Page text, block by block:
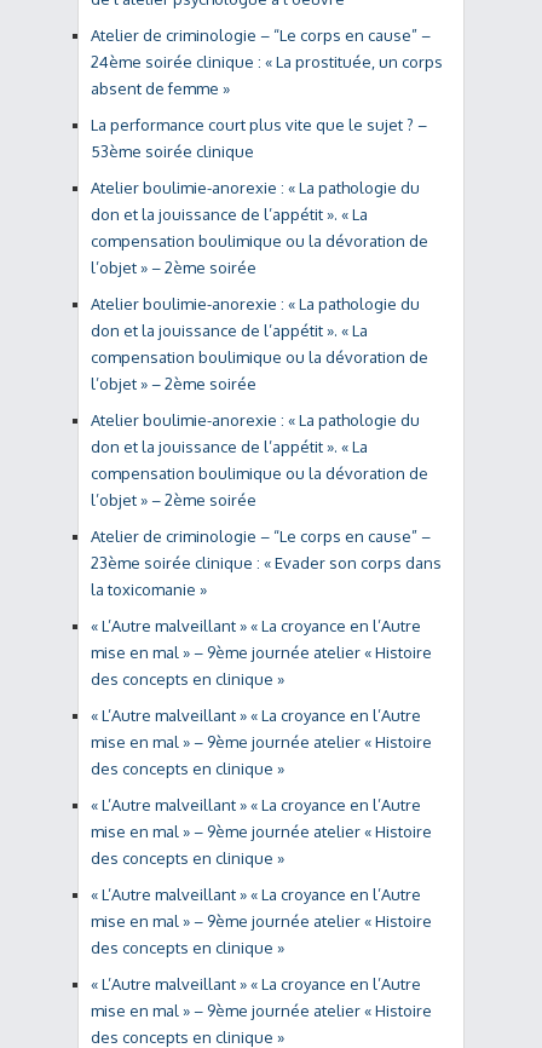
Atelier de criminologie – “Le corps en cause” –
24ème soirée clinique : « La prostituée, un corps
absent de femme »
La performance court plus vite que le sujet ? –
53ème soirée clinique
Atelier boulimie-anorexie : « La pathologie du
don et la jouissance de l’appétit ». « La
compensation boulimique ou la dévoration de
l’objet » – 2ème soirée
Atelier boulimie-anorexie : « La pathologie du
don et la jouissance de l’appétit ». « La
compensation boulimique ou la dévoration de
l’objet » – 2ème soirée
Atelier boulimie-anorexie : « La pathologie du
don et la jouissance de l’appétit ». « La
compensation boulimique ou la dévoration de
l’objet » – 2ème soirée
Atelier de criminologie – “Le corps en cause” –
23ème soirée clinique : « Evader son corps dans
la toxicomanie »
« L’Autre malveillant » « La croyance en l’Autre
mise en mal » – 9ème journée atelier « Histoire
des concepts en clinique »
« L’Autre malveillant » « La croyance en l’Autre
mise en mal » – 9ème journée atelier « Histoire
des concepts en clinique »
« L’Autre malveillant » « La croyance en l’Autre
mise en mal » – 9ème journée atelier « Histoire
des concepts en clinique »
« L’Autre malveillant » « La croyance en l’Autre
mise en mal » – 9ème journée atelier « Histoire
des concepts en clinique »
« L’Autre malveillant » « La croyance en l’Autre
mise en mal » – 9ème journée atelier « Histoire
des concepts en clinique »